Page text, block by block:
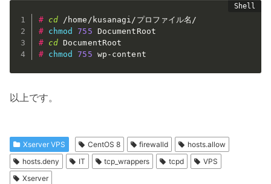
# cd /home/kusanagi/プロファイル名/
#
chmod 755 DocumentRoot
#
cd DocumentRoot
#
chmod 755 wp-content
以上です。
Xserver VPS CentOS 8 firewalld
hosts.allow
hosts.deny
IT tcp_wrappers tcpd
VPS
Xserver